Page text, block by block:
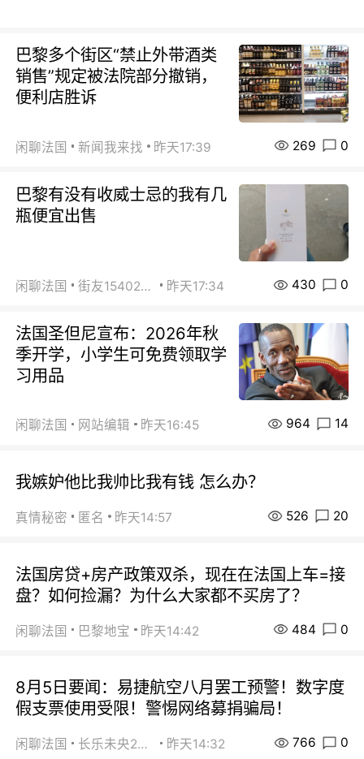
巴黎多个街区“禁止外带酒类
销售”规定被法院部分撤销，
便利店胜诉
闲聊法国 新闻我来找 昨天17:39 269 0
巴黎有没有收威士忌的我有几
瓶便宜出售
闲聊法国 街友15402223 昨天17:34 430 0
法国圣但尼宣布：2026年秋
季开学，小学生可免费领取学
习用品
闲聊法国 网站编辑 昨天16:45 964 14
我嫉妒他比我帅比我有钱 怎么办？
真情秘密 匿名 昨天14:57 526 20
法国房贷+房产政策双杀，现在在法国上车=接
盘？如何捡漏？为什么大家都不买房了？
闲聊法国 巴黎地宝 昨天14:42 484 0
8月5日要闻：易捷航空八月罢工预警！数字度
假支票使用受限！警惕网络募捐骗局！
闲聊法国 长乐未央2015 昨天14:32 766 0